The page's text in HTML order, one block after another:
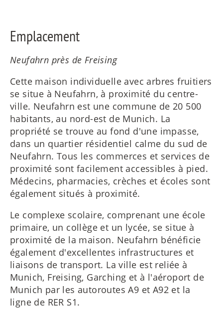
Emplacement
Neufahrn près de Freising
Cette maison individuelle avec arbres fruitiers
se situe à Neufahrn, à proximité du centre-
ville. Neufahrn est une commune de 20 500
habitants, au nord-est de Munich. La
propriété se trouve au fond d'une impasse,
dans un quartier résidentiel calme du sud de
Neufahrn. Tous les commerces et services de
proximité sont facilement accessibles à pied.
Médecins, pharmacies, crèches et écoles sont
également situés à proximité.
Le complexe scolaire, comprenant une école
primaire, un collège et un lycée, se situe à
proximité de la maison. Neufahrn bénéficie
également d'excellentes infrastructures et
liaisons de transport. La ville est reliée à
Munich, Freising, Garching et à l'aéroport de
Munich par les autoroutes A9 et A92 et la
ligne de RER S1.